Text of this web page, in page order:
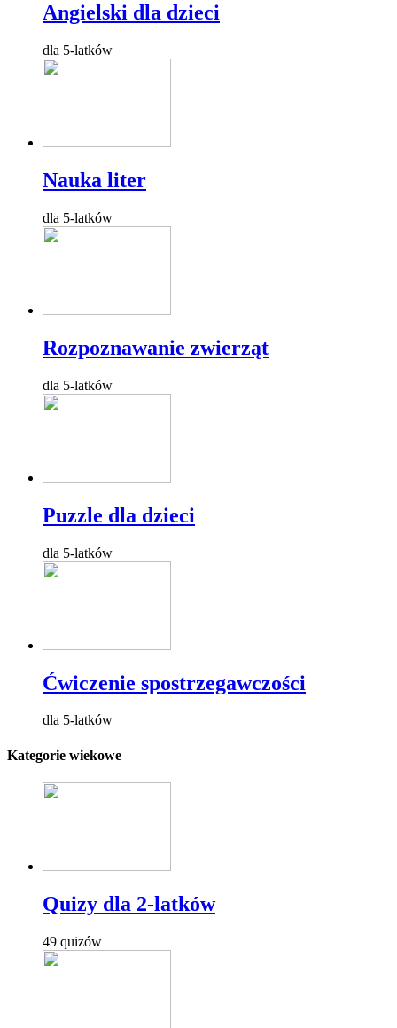
Angielski dla dzieci
dla 5-latków
Nauka liter
dla 5-latków
Rozpoznawanie zwierząt
dla 5-latków
Puzzle dla dzieci
dla 5-latków
Ćwiczenie spostrzegawczości
dla 5-latków
Kategorie wiekowe
Quizy dla 2-latków
49 quizów